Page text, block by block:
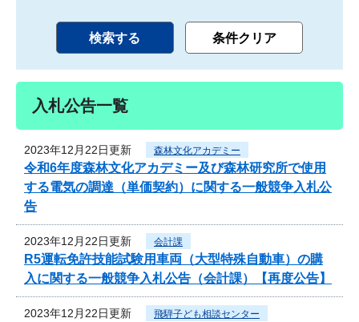
入札公告一覧
2023年12月22日更新 森林文化アカデミー
令和6年度森林文化アカデミー及び森林研究所で使用
する電気の調達（単価契約）に関する一般競争入札公
告
2023年12月22日更新 会計課
R5運転免許技能試験用車両（大型特殊自動車）の購
入に関する一般競争入札公告（会計課）【再度公告】
2023年12月22日更新 飛騨子ども相談センター